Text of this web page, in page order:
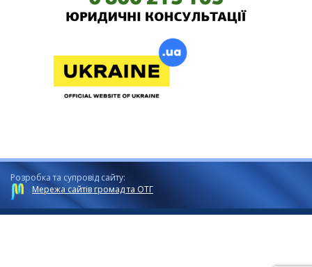
Розробка та супровід сайту:
Мережа сайтів громад та ОТГ